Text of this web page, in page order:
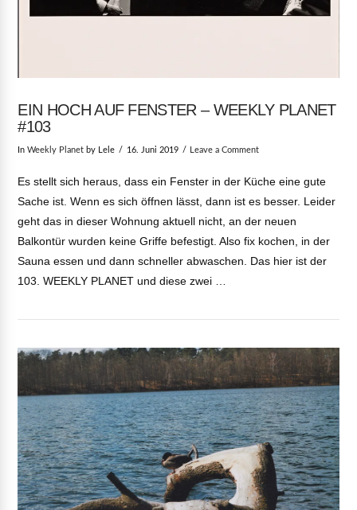
VIEW POST
EIN HOCH AUF FENSTER – WEEKLY PLANET
#103
InWeekly Planet by Lele 16. Juni 2019 Leave a Comment
Es stellt sich heraus, dass ein Fenster in der Küche eine gute
Sache ist. Wenn es sich öffnen lässt, dann ist es besser. Leider
geht das in dieser Wohnung aktuell nicht, an der neuen
Balkontür wurden keine Griffe befestigt. Also fix kochen, in der
Sauna essen und dann schneller abwaschen. Das hier ist der
103. WEEKLY PLANET und diese zwei …